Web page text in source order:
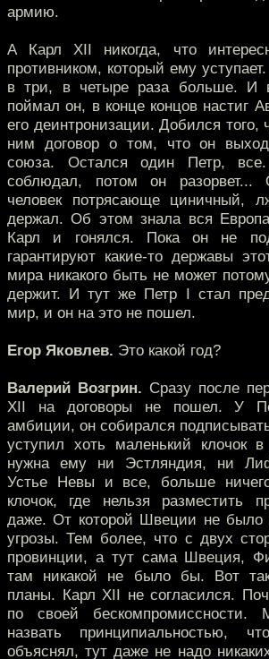
армию.
А Карл XII никогда, что
противником, который ему
в три, в четыре раза больше. И
поймал он, в конце концов настиг
его деинтронизации. Добился того,
ним договор о том, что он
союза. Остался один Петр,
соблюдал, потом он
человек потрясающе циничный,
держал. Об этом знала вся
Карл и гонялся. Пока он не
гарантируют какие-то державы
мира никакого быть не может
держит. И тут же Петр I стал
мир, и он на это не пошел.
Егор Яковлев. Это какой год?
Валерий Возгрин. Сразу после
XII на договоры не пошел. У
амбиции, он собирался
уступил хоть маленький клочок
нужна ему ни Эстляндия, ни
Устье Невы и все, больше
клочок, где нельзя разместить
даже. От которой Швеции не
угрозы. Тем более, что с двух
провинции, а тут сама Швеция,
там никакой не было бы. Вот
планы. Карл XII не согласился.
по своей
назвать
объяснял, тут даже не надо